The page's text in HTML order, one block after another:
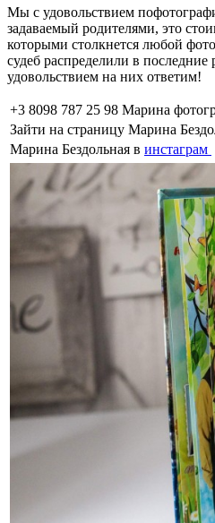
Мы с удовольствием
задаваемый родителями, это
которыми столкнется любой
судеб распределили в
удовольствием на них ответим!
+3 8098 787 25 98 Марина
Зайти на страницу Марина
Марина Бездольная в инстаграм